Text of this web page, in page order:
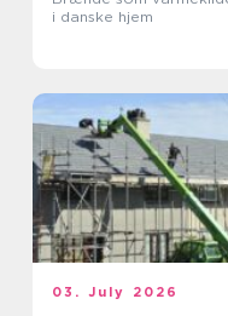
i danske hjem
03. July 2026